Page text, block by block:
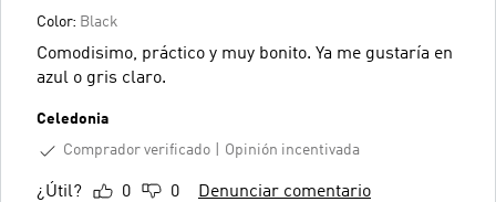
Color: Black
Comodisimo, práctico y muy bonito. Ya me gustaría en
azul o gris claro.
Celedonia
Comprador verificado
Opinión incentivada
¿Útil? 0 0 Denunciar comentario